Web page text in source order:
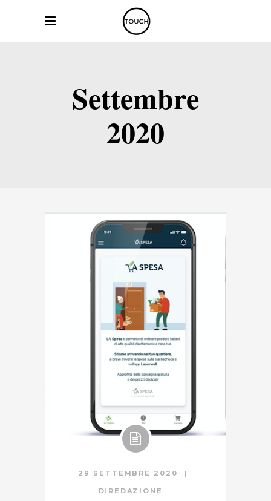
Settembre
2020
29 SETTEMBRE 2020
DI REDAZIONE